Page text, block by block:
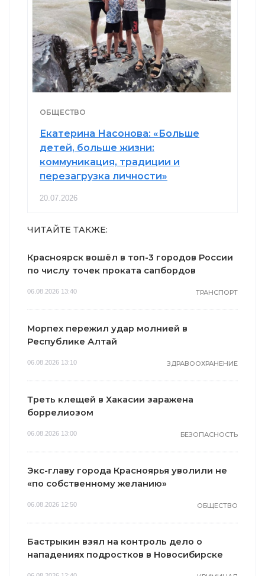
ОБЩЕСТВО
Екатерина Насонова: «Больше
детей, больше жизни:
коммуникация, традиции и
перезагрузка личности»
20.07.2026
ЧИТАЙТЕ ТАКЖЕ:
Красноярск вошёл в топ-3 городов России
по числу точек проката сапбордов
06.08.2026 13:40 ТРАНСПОРТ
Морпех пережил удар молнией в
Республике Алтай
06.08.2026 13:10 ЗДРАВООХРАНЕНИЕ
Треть клещей в Хакасии заражена
боррелиозом
06.08.2026 13:00 БЕЗОПАСНОСТЬ
Экс-главу города Красноярья уволили не
«по собственному желанию»
06.08.2026 12:50 ОБЩЕСТВО
Бастрыкин взял на контроль дело о
нападениях подростков в Новосибирске